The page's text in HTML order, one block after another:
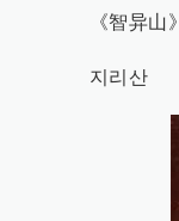
《智异山》
지리산